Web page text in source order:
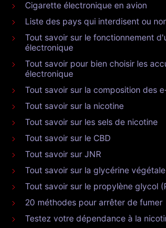
Cigarette électronique en avion
Liste des pays qui interdisent ou
Tout savoir sur le fonctionnement
électronique
Tout savoir pour bien choisir les
électronique
Tout savoir sur la composition des
Tout savoir sur la nicotine
Tout savoir sur les sels de nicotine
Tout savoir sur le CBD
Tout savoir sur JNR
Tout savoir sur la glycérine végétale
Tout savoir sur le propylène glycol
20 méthodes pour arrêter de fumer
Testez votre dépendance à la